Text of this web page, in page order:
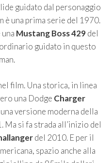
guidato dal personaggio
è una prima serie del 1970.
Mustang Boss 429del
guidato in questo
film. Una storica, in linea
una Dodge Charger
versione moderna della
Ma si fa strada all’inizio del
del 2010. E per il
spazio anche alla